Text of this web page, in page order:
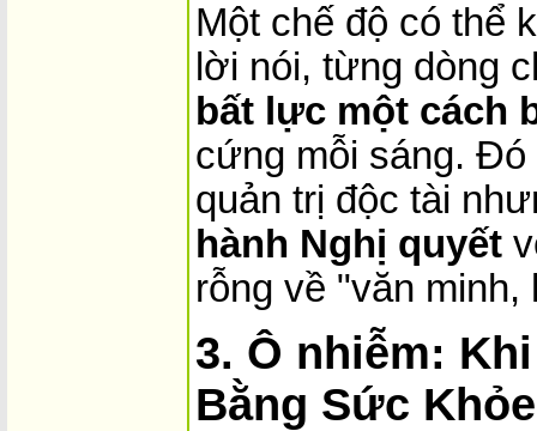
Một chế độ có thể
lời nói, từng dòng
bất lực một cách
cứng mỗi sáng. Đó
quản trị độc tài
hành Nghị quyết
rỗng về "văn minh,
3. Ô nhiễm:
Bằng Sức